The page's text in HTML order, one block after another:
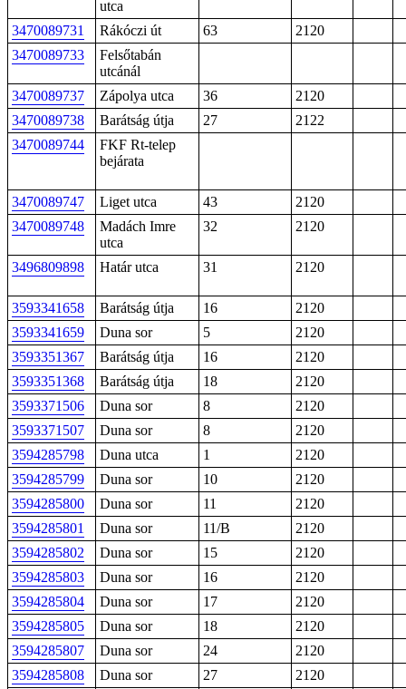
utca
3470089731 Rákóczi út 63
2120
3470089733
Felsőtabán
utcánál
3470089737
Zápolya utca 36
2120
3470089738
Barátság útja 27
2122
3470089744
FKF Rt-telep
bejárata
3470089747 Liget utca 43
2120
3470089748
Madách Imre
utca
32 2120
3496809898 Határ utca 31 2120
3593341658 Barátság útja 16
2120
3593341659
Duna sor 5
2120
3593351367
Barátság útja 16
2120
3593351368
Barátság útja 18
2120
3593371506
Duna sor 8
2120
3593371507
Duna sor 8
2120
3594285798
Duna utca 1
2120
3594285799
Duna sor 10
2120
3594285800
Duna sor 11
2120
3594285801
Duna sor 11/B
2120
3594285802
Duna sor 15
2120
3594285803
Duna sor 16
2120
3594285804
Duna sor 17
2120
3594285805
Duna sor 18
2120
3594285807
Duna sor 24
2120
3594285808
Duna sor 27
2120